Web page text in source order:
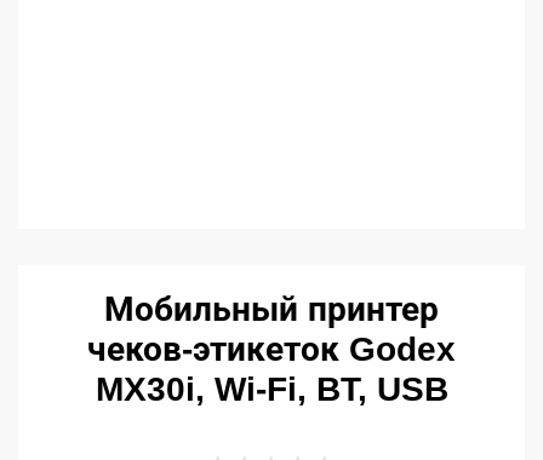
Мобильный принтер
чеков-этикеток Godex
MX30i, Wi-Fi, BT, USB